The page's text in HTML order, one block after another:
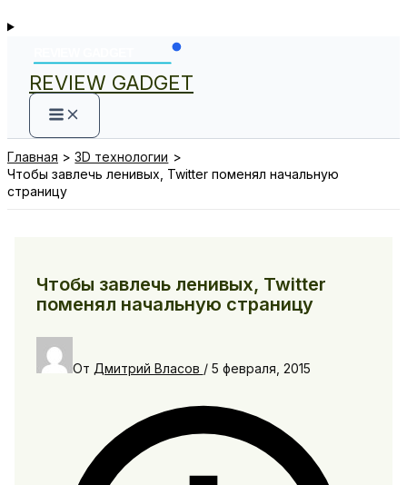
REVIEW GADGET
Главная
3D технологии
Чтобы завлечь ленивых, Twitter поменял начальную
страницу
Чтобы завлечь ленивых, Twitter
поменял начальную страницу
От Дмитрий Власов / 5 февраля, 2015